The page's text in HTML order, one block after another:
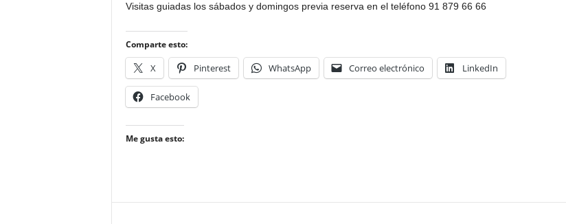
Visitas guiadas los sábados y domingos previa reserva en el teléfono 91 879 66 66
Comparte esto:
X Pinterest WhatsApp Correo electrónico LinkedIn
Facebook
Me gusta esto: